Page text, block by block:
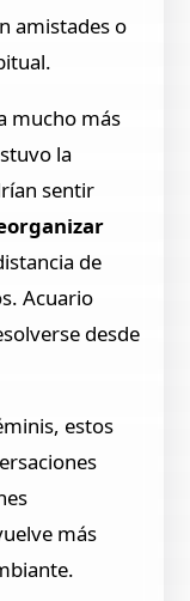
amistades o
mucho más
la
sentir
de
Acuario
desde
estos
más